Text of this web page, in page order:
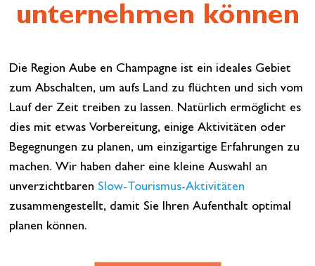
unternehmen können
Die Region Aube en Champagne ist ein ideales Gebiet
zum Abschalten, um aufs Land zu flüchten und sich vom
Lauf der Zeit treiben zu lassen. Natürlich ermöglicht es
dies mit etwas Vorbereitung, einige Aktivitäten oder
Begegnungen zu planen, um einzigartige Erfahrungen zu
machen. Wir haben daher eine kleine Auswahl an
unverzichtbaren Slow-Tourismus-Aktivitäten
zusammengestellt, damit Sie Ihren Aufenthalt optimal
planen können.